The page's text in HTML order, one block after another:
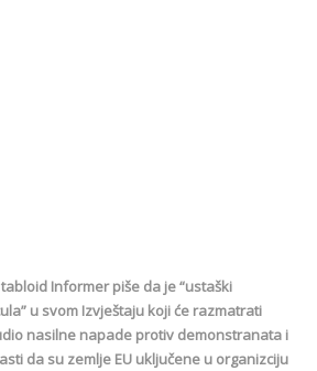
Informer piše da je “ustaški
u svom Izvještaju koji će razmatrati
nasilne napade protiv demonstranata i
da su zemlje EU uključene u organizciju